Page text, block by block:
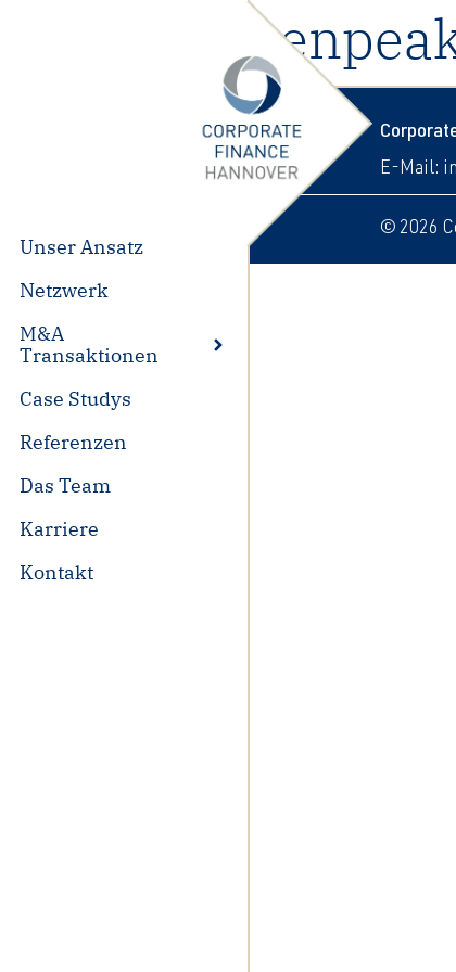
Unser Ansatz
Netzwerk
M&A
Transaktionen
Case Studys
Referenzen
Das Team
Karriere
Kontakt
08-
E-Mail:
© 2026